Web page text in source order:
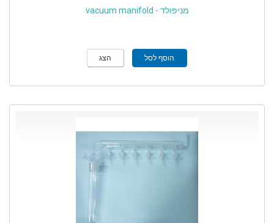
מניפולד - vacuum manifold
הוסף לסל הצג